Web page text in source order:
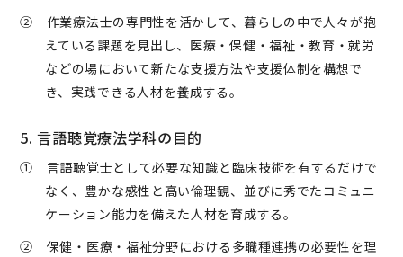
② 作業療法士の専門性を活かして、暮らしの中で人々が抱
えている課題を見出し、医療・保健・福祉・教育・就労
などの場において新たな支援方法や支援体制を構想で
き、実践できる人材を養成する。
5. 言語聴覚療法学科の目的
① 言語聴覚士として必要な知識と臨床技術を有するだけで
なく、豊かな感性と高い倫理観、並びに秀でたコミュニ
ケーション能力を備えた人材を育成する。
② 保健・医療・福祉分野における多職種連携の必要性を理